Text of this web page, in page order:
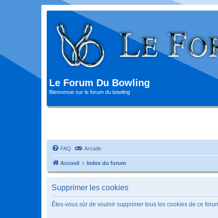
Le Forum Du Bowling
Bienvenue sur le forum du bowling
FAQ Arcade
Accueil Index du forum
Supprimer les cookies
Êtes-vous sûr de vouloir supprimer tous les cookies de ce